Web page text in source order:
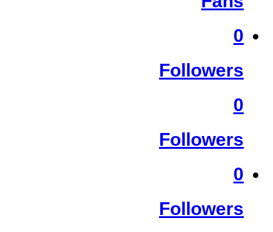
0
Followers
0
Followers
0
Followers